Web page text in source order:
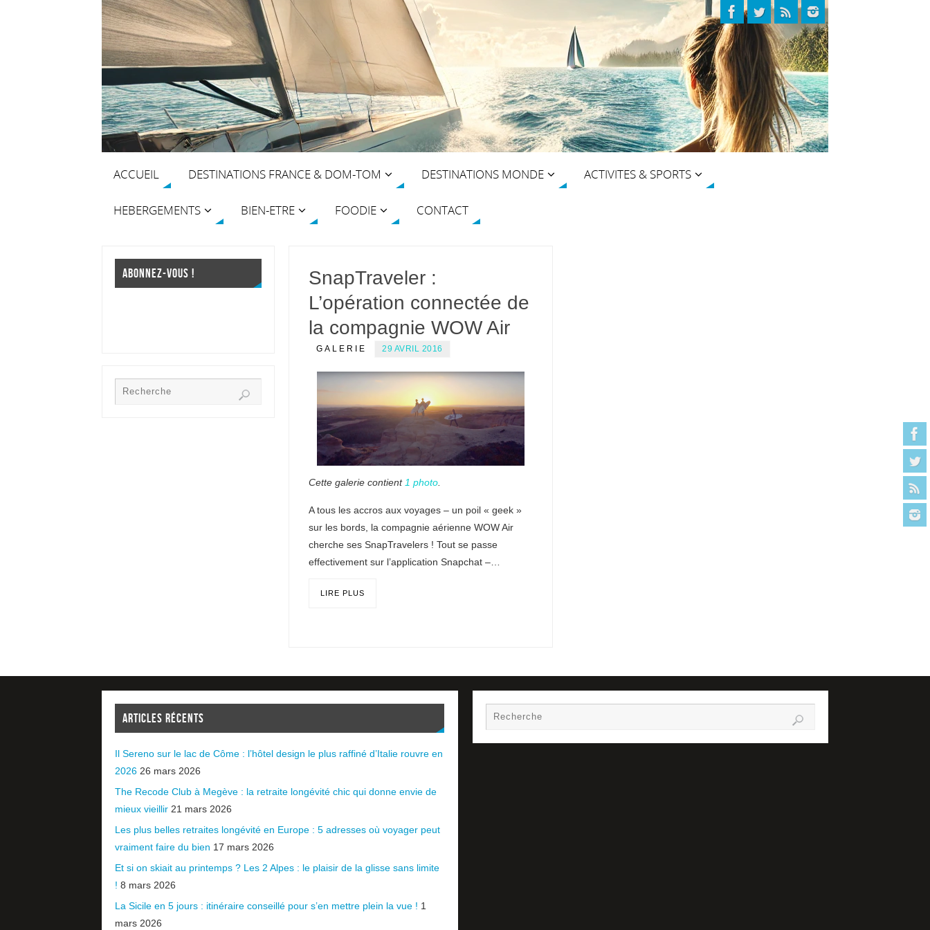
ACCUEIL DESTINATIONS FRANCE & DOM-TOM DESTINATIONS MONDE ACTIVITES & SPORTS
HEBERGEMENTS BIEN-ETRE FOODIE CONTACT
SnapTraveler :
L’opération connectée de
la compagnie WOW Air
GALERIE 29 AVRIL 2016
Cette galerie contient 1 photo
A tous les accros aux voyages – un poil « geek »
sur les bords, la compagnie aérienne WOW Air
cherche ses SnapTravelers ! Tout se passe
effectivement sur l’application Snapchat –…
LIRE PLUS
ABONNEZ-VOUS !
ARTICLES RÉCENTS
Il Sereno sur le lac de Côme : l’hôtel design le plus raffiné d’Italie rouvre en
2026 26 mars 2026
The Recode Club à Megève : la retraite longévité chic qui donne envie de
mieux vieillir 21 mars 2026
Les plus belles retraites longévité en Europe : 5 adresses où voyager peut
vraiment faire du bien 17 mars 2026
Et si on skiait au printemps ? Les 2 Alpes : le plaisir de la glisse sans limite
! 8 mars 2026
La Sicile en 5 jours : itinéraire conseillé pour s’en mettre plein la vue ! 1
mars 2026